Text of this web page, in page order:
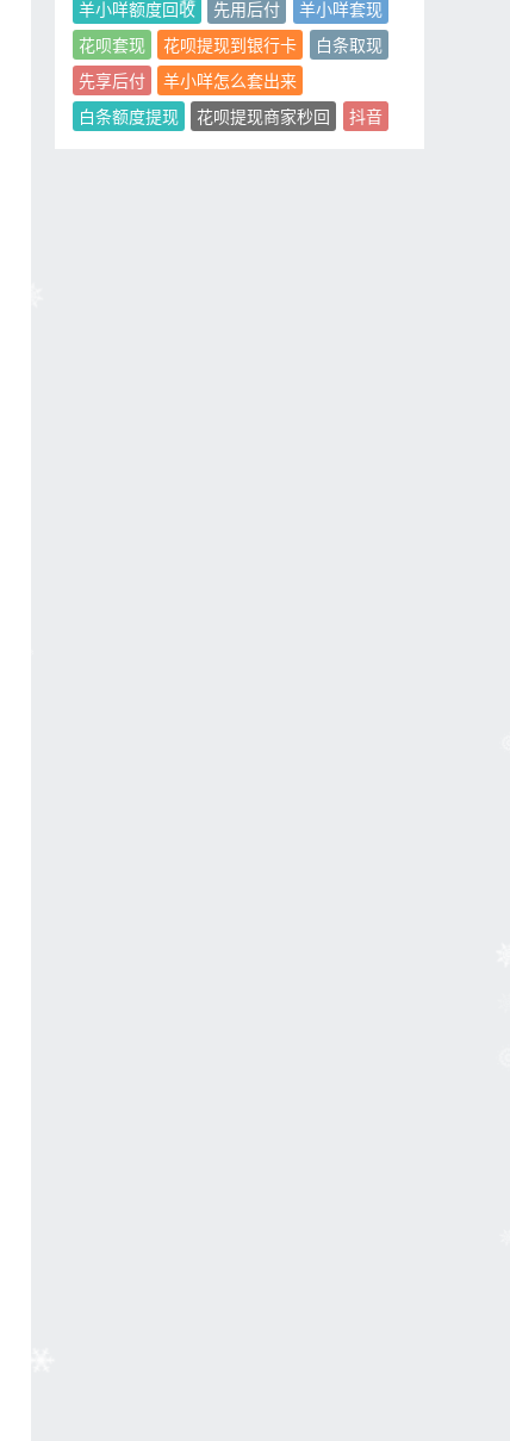
羊小咩额度回收
先用后付
羊小咩套现
花呗套现
花呗提现到银行卡
白条取现
先享后付
羊小咩怎么套出来
白条额度提现
花呗提现商家秒回 抖音